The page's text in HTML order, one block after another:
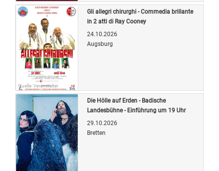
Quelle: Veranstalter
Gli allegri chirurghi - Commedia brillante
in 2 atti di Ray Cooney
24.10.2026
Augsburg
Die Hölle auf Erden - Badische
Landesbühne - Einführung um 19 Uhr
29.10.2026
Bretten